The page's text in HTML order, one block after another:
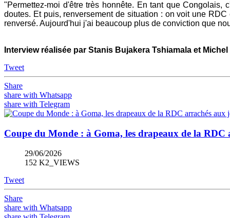
"Permettez-moi d'être très honnête. En tant que
doutes. Et puis, renversement de situation : on voit une
renversé. Aujourd'hui j'ai beaucoup plus de conviction que
Interview réalisée par Stanis Bujakera Tshiamala et Michel
Tweet
Share
share with Whatsapp
share with Telegram
Coupe du Monde : à Goma, les drapeaux de la
29/06/2026
152 K2_VIEWS
Tweet
Share
share with Whatsapp